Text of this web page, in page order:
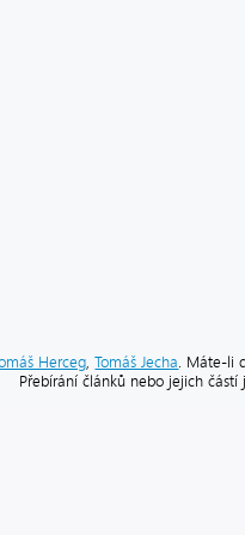
Herceg,Tomáš Jecha. Máte-li
Přebírání článků nebo jejich